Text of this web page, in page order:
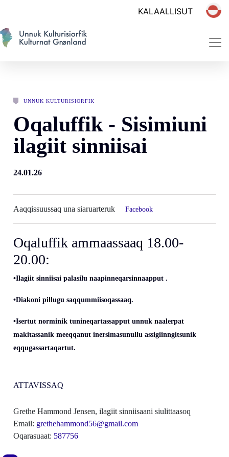
UNNUK KULTURISIORFIK
Oqaluffik - Sisimiuni
ilagiit sinniisai
24.01.26
Aaqqissuussaq una siaruarteruk Facebook
Oqaluffik ammaassaaq 18.00-
20.00:
•Ilagiit sinniisai palasilu naapinneqarsinnaapput .
•Diakoni pillugu saqqummiisoqassaaq.
•Isertut norminik tunineqartassapput unnuk naalerpat
makitassanik meeqqanut inersimasunullu assigiinngitsunik
eqqugassartaqartut.
ATTAVISSAQ
Grethe Hammond Jensen, ilagiit sinniisaani siulittaasoq
Email: grethehammond56@gmail.com
Oqarasuaat: 587756